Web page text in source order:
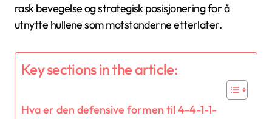
rask bevegelse og strategisk posisjonering for å
utnytte hullene som motstanderne etterlater.
Key sections in the article:
Hva er den defensive formen til 4-4-1-1-